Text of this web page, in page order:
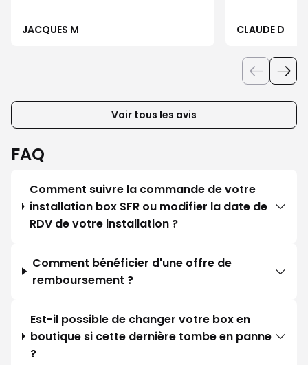
renvoyer les documents demandé a
qu'ils peuvent et on été clair avec
job. J'espère avoir une remise pour
compensé le temps sans ligne
téléphonique. cordialement.
JACQUES M
échange de
dans
CLAUDE D
Voir tous les avis
FAQ
Comment suivre la commande de votre
installation box SFR ou modifier la date de
RDV de votre installation ?
Comment bénéficier d'une offre de
remboursement ?
Est-il possible de changer votre box en
boutique si cette dernière tombe en panne
?